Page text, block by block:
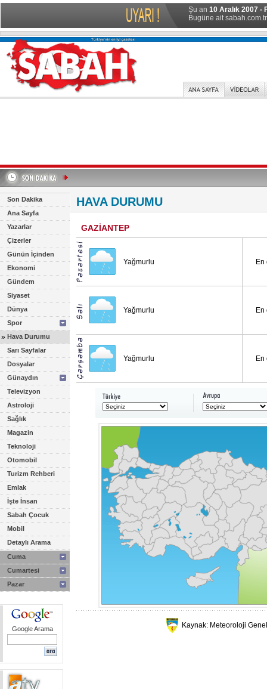
Şu an 10 Aralık 2007 -
Bugüne ait
Son Dakika
Ana Sayfa
Yazarlar
Çizerler
Günün İçinden
Ekonomi
Gündem
Siyaset
Dünya
Spor
» Hava Durumu
Sarı Sayfalar
Dosyalar
Günaydın
Televizyon
Astroloji
Sağlık
Magazin
Teknoloji
Otomobil
Turizm Rehberi
Emlak
İşte İnsan
Sabah Çocuk
Mobil
Detaylı Arama
Cuma
Cumartesi
Pazar
Google Arama
HAVA DURUMU
GAZİANTEP
Yağmurlu En
Yağmurlu En
Yağmurlu En
Kaynak: Meteoroloji